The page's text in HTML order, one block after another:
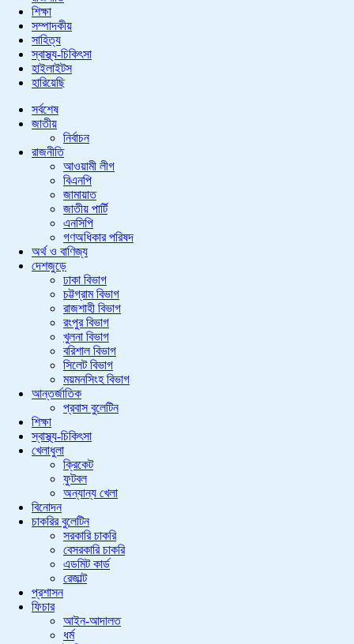
শিক্ষা
সম্পাদকীয়
সাহিত্য
স্বাস্থ্য-চিকিৎসা
হাইলাইটস
হারিয়েছি
সর্বশেষ
জাতীয়
নির্বাচন
রাজনীতি
আওয়ামী লীগ
বিএনপি
জামায়াত
জাতীয় পার্টি
এনসিপি
গণঅধিকার পরিষদ
অর্থ ও বাণিজ্য
দেশজুড়ে
ঢাকা বিভাগ
চট্টগ্রাম বিভাগ
রাজশাহী বিভাগ
রংপুর বিভাগ
খুলনা বিভাগ
বরিশাল বিভাগ
সিলেট বিভাগ
ময়মনসিংহ বিভাগ
আন্তর্জাতিক
প্রবাস বুলেটিন
শিক্ষা
স্বাস্থ্য-চিকিৎসা
খেলাধুলা
ক্রিকেট
ফুটবল
অন্যান্য খেলা
বিনোদন
চাকরির বুলেটিন
সরকারি চাকরি
বেসরকারি চাকরি
এডমিট কার্ড
রেজাল্ট
প্রশাসন
ফিচার
আইন-আদালত
ধর্ম